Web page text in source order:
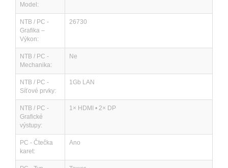
Model:
NTB / PC -
Grafika –
Výkon:
26730
NTB / PC -
Mechanika:
Ne
NTB / PC -
Síťové prvky:
1Gb LAN
NTB / PC -
Grafické
výstupy:
1× HDMI • 2× DP
PC - Čtečka
karet:
Ano